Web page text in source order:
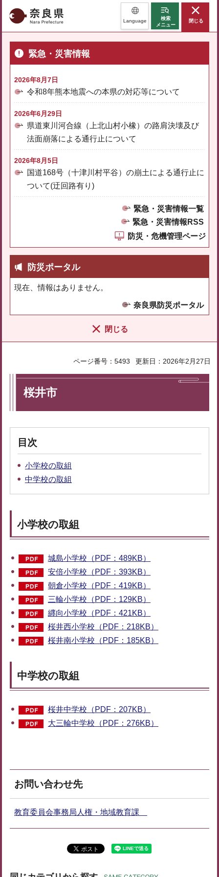
奈良県 Language
検索
メニュー
閉じる
緊急・災害情報
2026年8月7日
令和8年熊本地震への本県の対応等について
2026年6月29日
県道東川河合線（上北山村小橡）の路肩決壊及び
法面崩落による通行止について
2026年8月5日
国道168号（十津川村平谷）の崩土による通行止に
ついて(迂回路有り)
緊急・災害情報一覧
緊急・災害情報RSS
防災・危機管理ページ
防災ポータル
現在、情報はありません。
奈良県防災ポータル
閉じる
ページ番号：5493 更新日：2026年2月27日
桜井市
目次
小学校の取組
中学校の取組
小学校の取組
城島小学校（PDF：489KB）
安倍小学校（PDF：393KB）
朝倉小学校（PDF：419KB）
三輪小学校（PDF：129KB）
纒向小学校（PDF：421KB）
桜井西小学校（PDF：218KB）
桜井南小学校（PDF：185KB）
中学校の取組
桜井中学校（PDF：207KB）
大三輪中学校（PDF：276KB）
お問い合わせ先
教育委員会事務局人権・地域教育課